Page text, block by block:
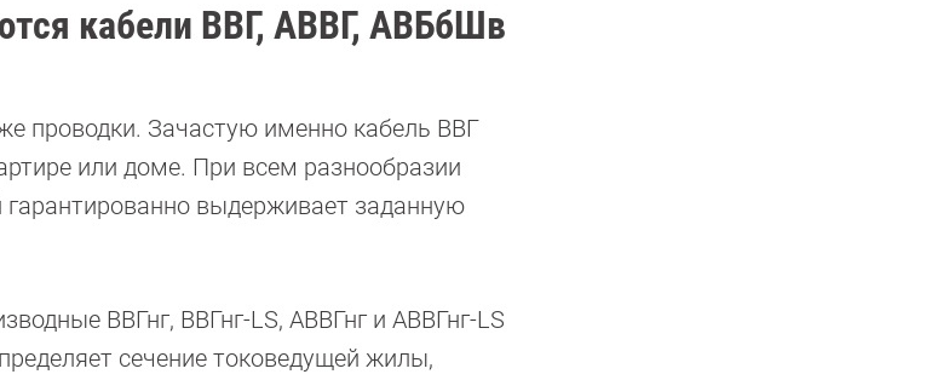
кабели ВВГ, АВВГ, АВБбШв
проводки. Зачастую именно кабель ВВГ
или доме. При всем разнообразии
гарантированно выдерживает заданную
ВВГнг, ВВГнг-LS, АВВГнг и АВВГнг-LS
сечение токоведущей жилы,